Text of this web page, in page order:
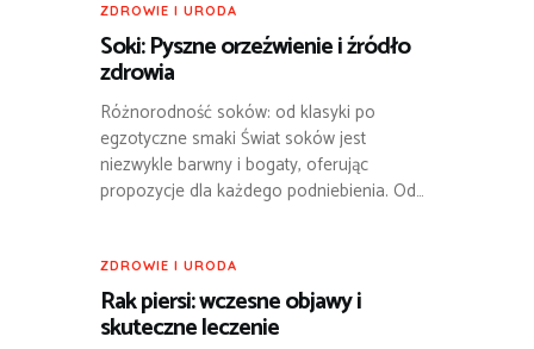
ZDROWIE I URODA
Soki: Pyszne orzeźwienie i źródło
zdrowia
Różnorodność soków: od klasyki po
egzotyczne smaki Świat soków jest
niezwykle barwny i bogaty, oferując
propozycje dla każdego podniebienia. Od…
ZDROWIE I URODA
Rak piersi: wczesne objawy i
skuteczne leczenie